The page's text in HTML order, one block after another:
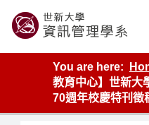
content
世新大學資管系網站
You are here:
教育中心】世新大
70週年校慶特刊徵